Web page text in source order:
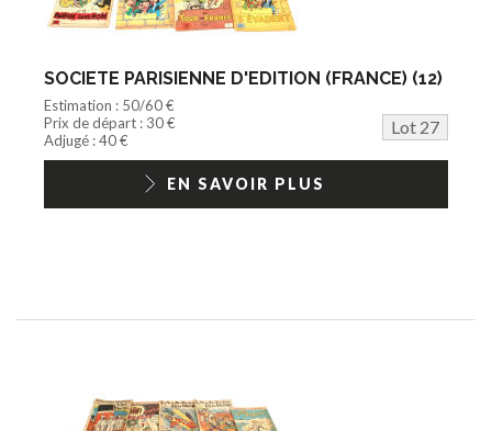
SOCIETE PARISIENNE D'EDITION (FRANCE) (12)
Estimation : 50/60 €
Prix de départ : 30 €
Lot 27
Adjugé : 40 €
EN SAVOIR PLUS